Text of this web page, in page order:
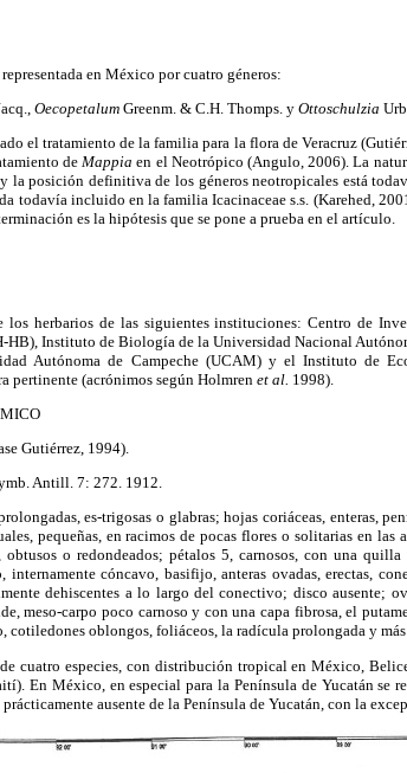
en México por cuatro géneros:
Oecopetalum Greenm. & C.H. Thomps. y Ottoschulzia Urb.
el tratamiento de la familia para la flora de Veracruz
deMappia en el Neotrópico (Angulo, 2006). La
la posición definitiva de los géneros neotropicales está
todavía incluido en la familia Icacinaceae s.s. (Karehed,
es la hipótesis que se pone a prueba en el artículo.
los herbarios de las siguientes instituciones: Centro de
HB), Instituto de Biología de la Universidad Nacional
Autónoma de Campeche (UCAM) y el Instituto de
pertinente (acrónimos según Holmren et al. 1998).
Gutiérrez, 1994).
Antill. 7: 272. 1912.
es-trigosas o glabras; hojas coriáceas, enteras,
pequeñas, en racimos de pocas flores o solitarias en
obtusos o redondeados; pétalos 5, carnosos, con una
internamente cóncavo, basifijo, anteras ovadas, erectas,
dehiscentes a lo largo del conectivo; disco ausente;
meso-carpo poco carnoso y con una capa fibrosa, el
cotiledones oblongos, foliáceos, la radícula prolongada y
cuatro especies, con distribución tropical en México,
En México, en especial para la Península de Yucatán se
ausente de la Península de Yucatán, con la